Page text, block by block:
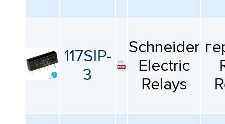
117SIP-
3
Schneider
Electric
Relays